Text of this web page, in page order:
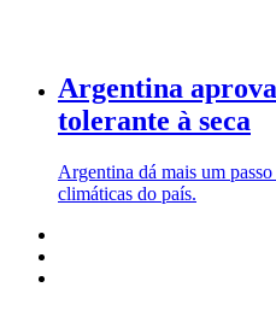
Argentina
tolerante à seca
Argentina dá mais um
climáticas do país.